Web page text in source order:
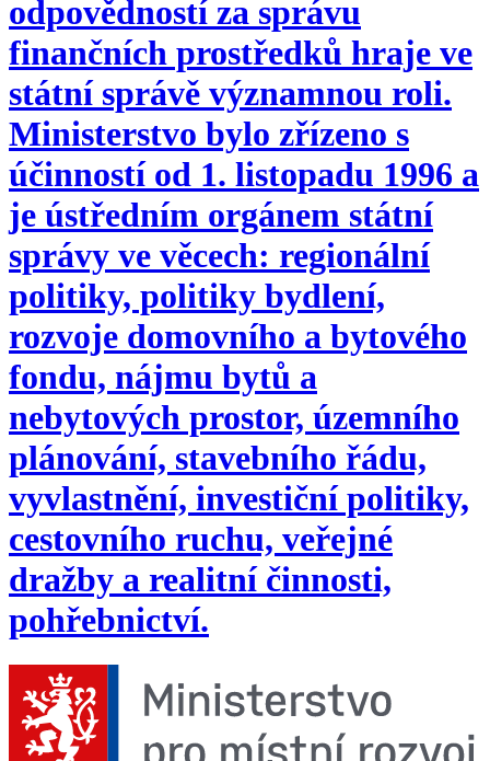
odpovědností za správu
finančních prostředků hraje ve
státní správě významnou roli.
Ministerstvo bylo zřízeno s
účinností od 1. listopadu 1996 a
je ústředním orgánem státní
správy ve věcech: regionální
politiky, politiky bydlení,
rozvoje domovního a bytového
fondu, nájmu bytů a
nebytových prostor, územního
plánování, stavebního řádu,
vyvlastnění, investiční politiky,
cestovního ruchu, veřejné
dražby a realitní činnosti,
pohřebnictví.